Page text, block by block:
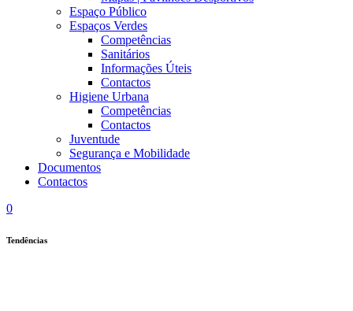
Espaço Público
Espaços Verdes
Competências
Sanitários
Informações Úteis
Contactos
Higiene Urbana
Competências
Contactos
Juventude
Segurança e Mobilidade
Documentos
Contactos
0
Tendências